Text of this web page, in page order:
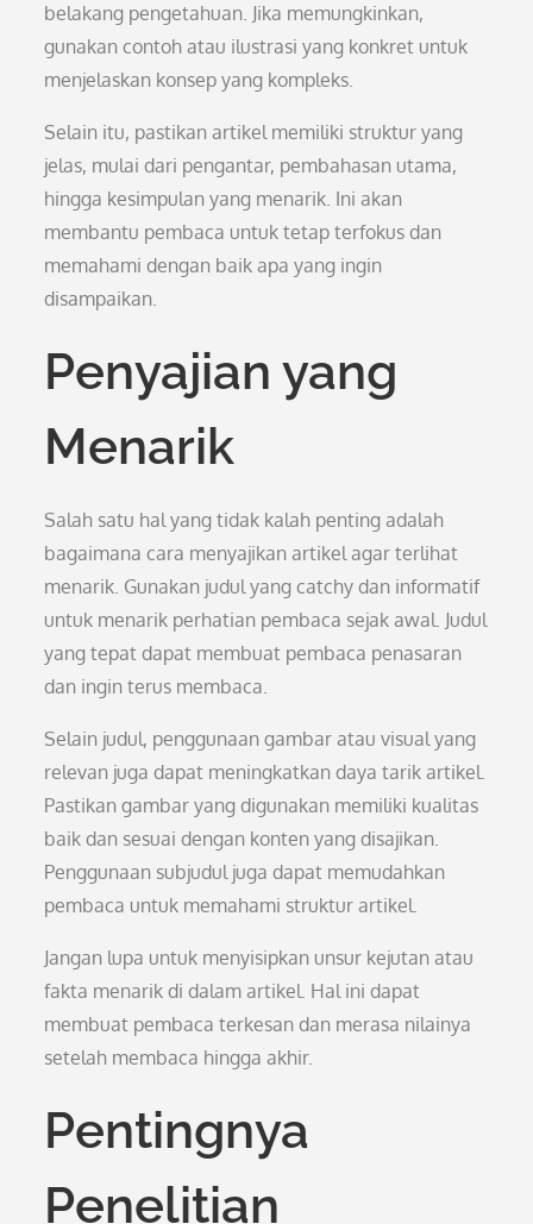
belakang pengetahuan. Jika memungkinkan,
gunakan contoh atau ilustrasi yang konkret untuk
menjelaskan konsep yang kompleks.
Selain itu, pastikan artikel memiliki struktur yang
jelas, mulai dari pengantar, pembahasan utama,
hingga kesimpulan yang menarik. Ini akan
membantu pembaca untuk tetap terfokus dan
memahami dengan baik apa yang ingin
disampaikan.
Penyajian yang
Menarik
Salah satu hal yang tidak kalah penting adalah
bagaimana cara menyajikan artikel agar terlihat
menarik. Gunakan judul yang catchy dan informatif
untuk menarik perhatian pembaca sejak awal. Judul
yang tepat dapat membuat pembaca penasaran
dan ingin terus membaca.
Selain judul, penggunaan gambar atau visual yang
relevan juga dapat meningkatkan daya tarik artikel.
Pastikan gambar yang digunakan memiliki kualitas
baik dan sesuai dengan konten yang disajikan.
Penggunaan subjudul juga dapat memudahkan
pembaca untuk memahami struktur artikel.
Jangan lupa untuk menyisipkan unsur kejutan atau
fakta menarik di dalam artikel. Hal ini dapat
membuat pembaca terkesan dan merasa nilainya
setelah membaca hingga akhir.
Pentingnya
Penelitian